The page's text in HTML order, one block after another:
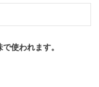
使われます。